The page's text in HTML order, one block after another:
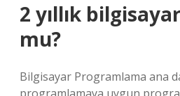
2 yıllık
mu?
Bilgisayar Programlama ana